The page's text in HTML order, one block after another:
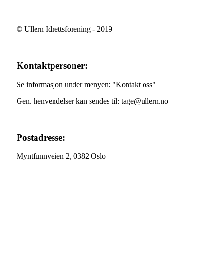
© Ullern Idrettsforening - 2019
Kontaktpersoner:
Se informasjon under menyen: "Kontakt oss"
Gen. henvendelser kan sendes til: tage@ullern.no
Postadresse:
Myntfunnveien 2, 0382 Oslo